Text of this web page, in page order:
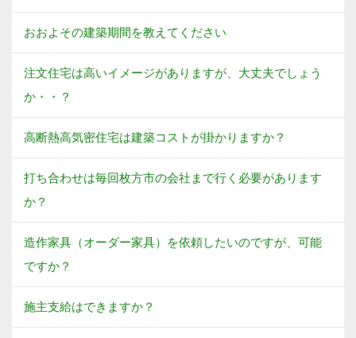
おおよその建築期間を教えてください
注文住宅は高いイメージがありますが、大丈夫でしょう
か・・？
高断熱高気密住宅は建築コストが掛かりますか？
打ち合わせは毎回枚方市の会社まで行く必要があります
か？
造作家具（オーダー家具）を依頼したいのですが、可能
ですか？
施主支給はできますか？